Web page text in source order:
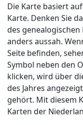
Die Karte basiert
Karte. Denken Sie
des
anders aussah.
Seite befinden,
Symbol neben den
klicken, wird über
des Jahres
gehört. Mit diesem
Karten der